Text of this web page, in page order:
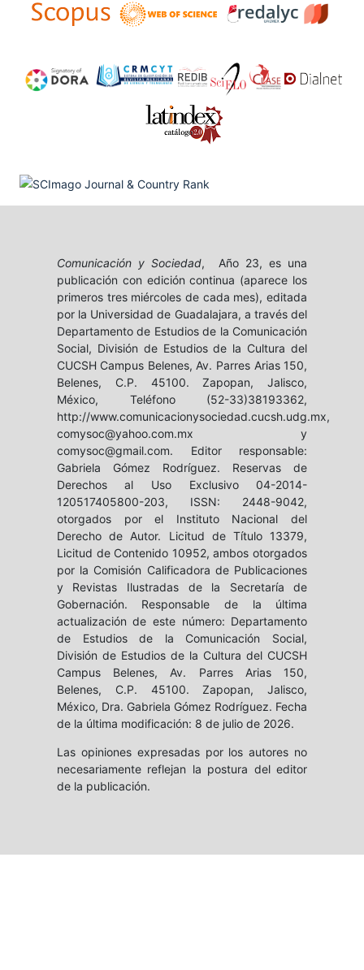
Comunicación y Sociedad, Año 23, es una
publicación con edición continua (aparece los
primeros tres miércoles de cada mes), editada
por la Universidad de Guadalajara, a través del
Departamento de Estudios de la Comunicación
Social, División de Estudios de la Cultura del
CUCSH Campus Belenes, Av. Parres Arias 150,
Belenes, C.P. 45100. Zapopan, Jalisco,
México, Teléfono (52-33)38193362,
http://www.comunicacionysociedad.cucsh.udg.mx,
comysoc@yahoo.com.mx y
comysoc@gmail.com. Editor responsable:
Gabriela Gómez Rodríguez. Reservas de
Derechos al Uso Exclusivo 04-2014-
120517405800-203, ISSN: 2448-9042,
otorgados por el Instituto Nacional del
Derecho de Autor. Licitud de Título 13379,
Licitud de Contenido 10952, ambos otorgados
por la Comisión Calificadora de Publicaciones
y Revistas Ilustradas de la Secretaría de
Gobernación. Responsable de la última
actualización de este número: Departamento
de Estudios de la Comunicación Social,
División de Estudios de la Cultura del CUCSH
Campus Belenes, Av. Parres Arias 150,
Belenes, C.P. 45100. Zapopan, Jalisco,
México, Dra. Gabriela Gómez Rodríguez. Fecha
de la última modificación: 8 de julio de 2026.
Las opiniones expresadas por los autores no
necesariamente reflejan la postura del editor
de la publicación.